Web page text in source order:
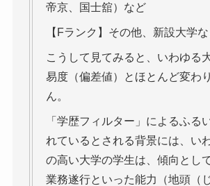
帝京、国士舘）など
【Fランク】その他、新設大学
こうして見てみると、いわゆる
易度（偏差値）とほとんど変わ
ん。
「学歴フィルター」によるふる
れているとされる背景には、い
の高い大学の学生は、傾向とし
業務遂行といった能力（地頭（